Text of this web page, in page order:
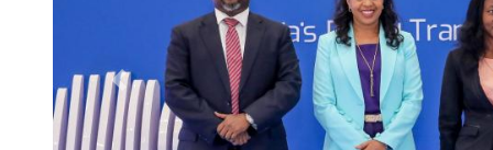
Previous